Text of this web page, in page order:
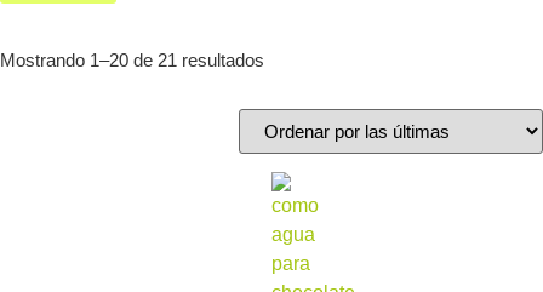
Mostrando 1–20 de 21 resultados